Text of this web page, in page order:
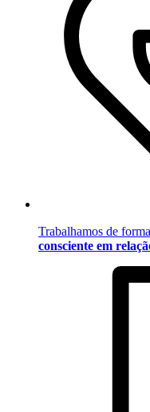
Trabalhamos de forma
consciente em